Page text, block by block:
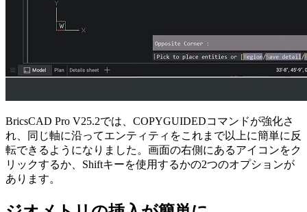
BricsCAD Pro V25.2では、COPYGUIDEDコマンドが強化さ
れ、同じ軸に沿ってエンティティをこれまで以上に簡単に反
転できるようになりました。画面の右側にあるアイコンをク
リックするか、Shiftキーを使用するかの2つのオプションが
あります。